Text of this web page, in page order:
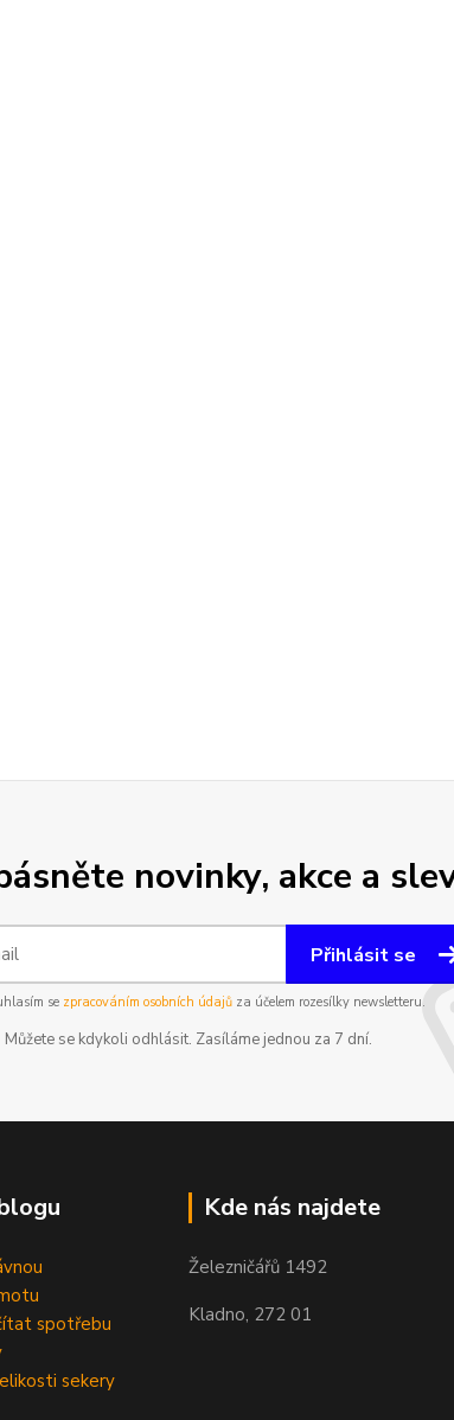
novinky, akce a
Přihlásit se
se zpracováním osobních údajůza účelem rozesílky newsletteru.
Můžete se kdykoli odhlásit. Zasíláme jednou za 7 dní.
spotřebu
sekery
Kde nás najdete
Železničářů 1492
Kladno, 272 01